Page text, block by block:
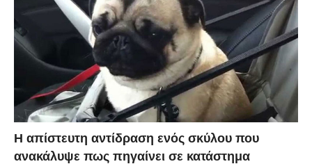
Η απίστευτη αντίδραση ενός σκύλου που
ανακάλυψε πως πηγαίνει σε κατάστημα